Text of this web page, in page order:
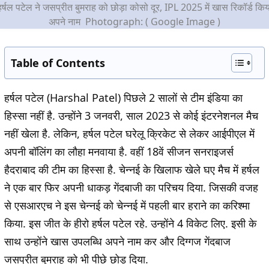
पटेल ने जसप्रीत बुमराह को छोड़ा कोसो दूर, IPL 2025 में खास रिकॉर्ड
अपने नाम Photograph: ( Google Image )
Table of Contents
हर्षल पटेल (Harshal Patel) पिछले 2 सालों से टीम इंडिया का
हिस्सा नहीं है. उन्होंने 3 जनवरी, साल 2023 से कोई इंटरनेशनल मैच
नहीं खेला है. लेकिन, हर्षल पटेल घरेलू क्रिकेट से लेकर आईपीएल में
अपनी बॉलिंग का लौहा मनवाया है. वहीं 18वें सीजन सनराइजर्स
हैदराबाद की टीम का हिस्सा है. चेन्नई के खिलाफ खेले घए मैच में हर्षल
ने एक बार फिर अपनी धाकड़ गेंदबाजी का परिचय दिया. जिसकी वजह
से एसआरएच ने इस चेन्नई को चेन्नई में पहली बार हराने का करिश्मा
किया. इस जीत के हीरो हर्षल पटेल रहे. उन्होंने 4 विकेट लिए. इसी के
साथ उन्होंने खास उपलब्धि अपने नाम कर और दिग्गज गेंदबाज
जसप्रीत बुमराह को भी पीछे छोड़ दिया.